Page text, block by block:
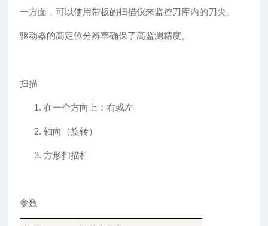
一方面，可以使用带板的扫描仪来监控刀库内的刀尖。
驱动器的高定位分辨率确保了高监测精度。
扫描
1.在一个方向上：右或左
2.轴向（旋转）
3.方形扫描杆
参数